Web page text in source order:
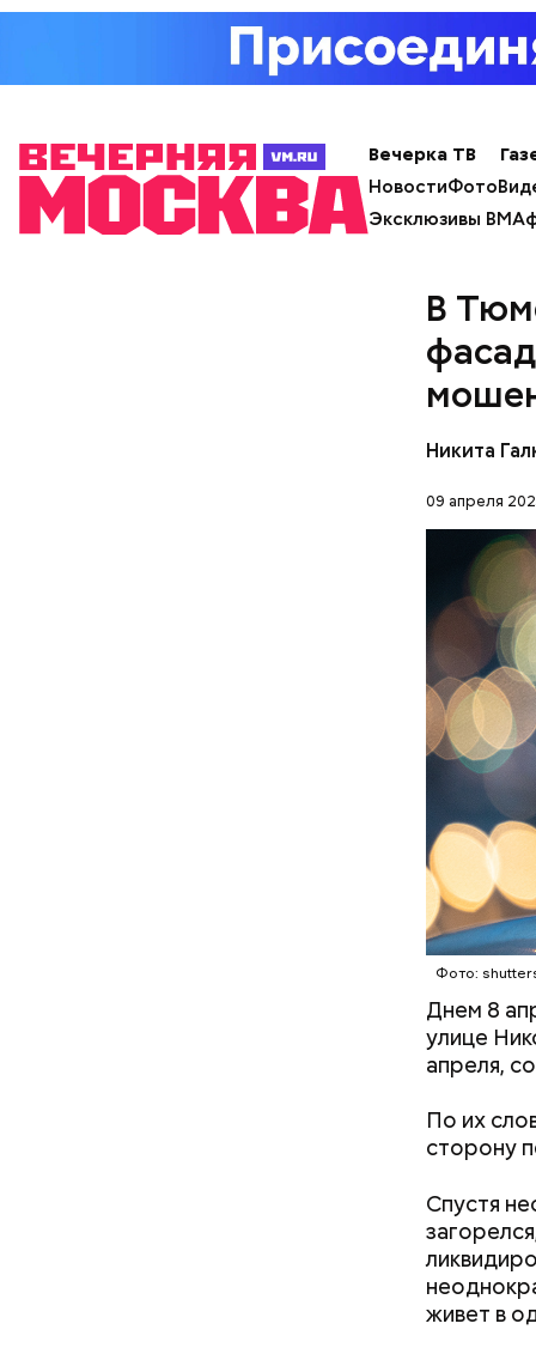
Вечерка ТВ
НовостиФото
Эксклюзивы ВМ
В
Никита
09 апреля
Фото:
Днем 8
улице
апреля,
По их
сторону
Спустя
живет в
Началось
скрытую
матери и
пищу ела
Молодого
что
которая
дней
Кто
Стражи
По
Школы
ответ.